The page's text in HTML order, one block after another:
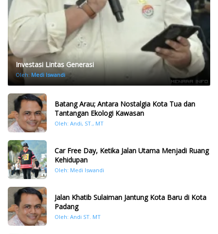
Investasi Lintas Generasi
Oleh: Medi Iswandi
Batang Arau; Antara Nostalgia Kota Tua dan
Tantangan Ekologi Kawasan
Oleh: Andi, ST., MT
Car Free Day, Ketika Jalan Utama Menjadi Ruang
Kehidupan
Oleh: Medi Iswandi
Jalan Khatib Sulaiman Jantung Kota Baru di Kota
Padang
Oleh: Andi ST. MT